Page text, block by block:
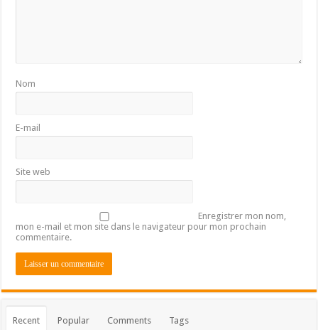
Nom
E-mail
Site web
Enregistrer mon nom,
mon e-mail et mon site dans le navigateur pour mon prochain
commentaire.
Recent Popular Comments Tags